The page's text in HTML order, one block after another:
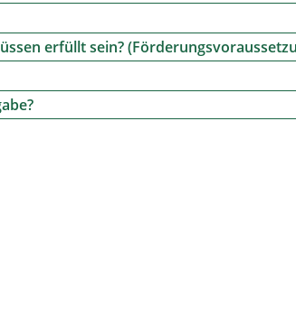
erfüllt sein?